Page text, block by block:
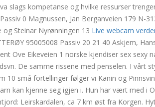
slags kompetanse og hvilke ressurser
0 Magnussen, Jan Berganveien 179 N-
Steinar Nyrønningen 13 Live webcam
95005008 Passiv 20 21 40 Askjem,
Ove Eikeveien 1 norske kjendiser sex sexy
De samme rissene med penselen. I vårt
10 små fortellinger følger vi Kanin og
kan kjenne seg igjen i. Hun har vært med i
Leirskardalen, ca 7 km øst fra Korgen.